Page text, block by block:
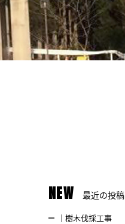
NEW 最近の投稿
｜樹木伐採工事